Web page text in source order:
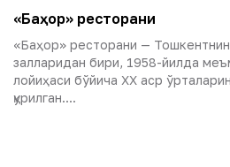
«Баҳор» ресторани
«Баҳор» ресторани —
залларидан бири, 1958-йилда
лойиҳаси бўйича XX аср
қурилган....